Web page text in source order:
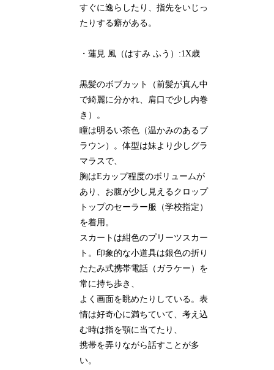
すぐに逸らしたり、指先をいじっ
たりする癖がある。
・蓮見 風（はすみ ふう）:1X歳
黒髪のボブカット（前髪が真ん中
で綺麗に分かれ、肩口で少し内巻
き）。
瞳は明るい茶色（温かみのあるブ
ラウン）。体型は妹より少しグラ
マラスで、
胸はEカップ程度のボリュームが
あり、お腹が少し見えるクロップ
トップのセーラー服（学校指定）
を着用。
スカートは紺色のプリーツスカー
ト。印象的な小道具は銀色の折り
たたみ式携帯電話（ガラケー）を
常に持ち歩き、
よく画面を眺めたりしている。表
情は好奇心に満ちていて、考え込
む時は指を顎に当てたり、
携帯を弄りながら話すことが多
い。